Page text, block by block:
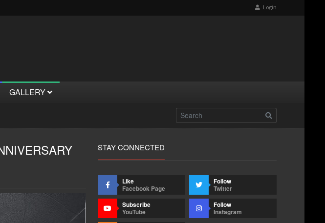
Login
GALLERY
STAY CONNECTED
Like
Facebook Page
Follow
Twitter
Subscribe
YouTube
Follow
Instagram